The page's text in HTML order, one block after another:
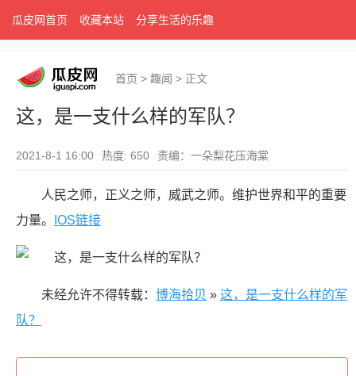
瓜皮网首页 收藏本站 分享生活的乐趣
首页 > 趣闻 > 正文
这，是一支什么样的军队？
2021-8-1 16:00 热度: 650 责编：一朵梨花压海棠
人民之师，正义之师，威武之师。维护世界和平的重要
力量。
IOS链接
未经允许不得转载： 博海拾贝 » 这，是一支什么样的军
队？